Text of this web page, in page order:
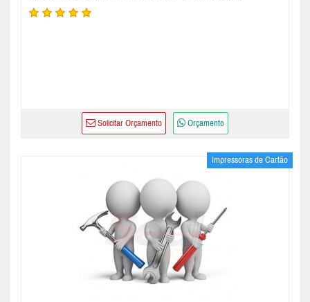
Solicitar Orçamento Orçamento
Impressoras de Cartão